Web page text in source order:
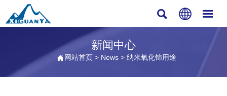
  
新闻中心
 网站首页> News> 纳米氧化铈用途